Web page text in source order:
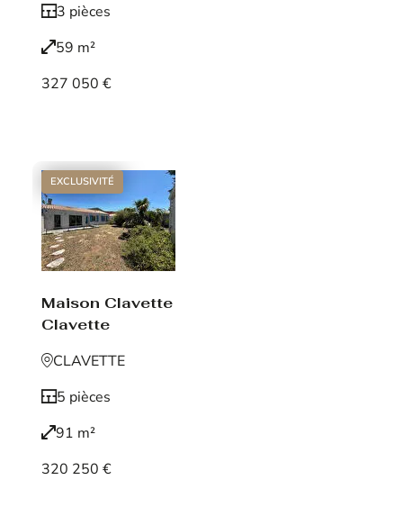
3 pièces
59 m²
327 050 €
EXCLUSIVITÉ
Maison Clavette
Clavette
CLAVETTE
5 pièces
91 m²
320 250 €